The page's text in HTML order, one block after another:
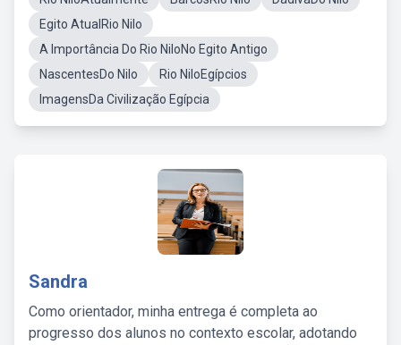
Egito AtualRio Nilo
A Importância Do Rio NiloNo Egito Antigo
NascentesDo Nilo
Rio NiloEgípcios
ImagensDa Civilização Egípcia
Sandra
Como orientador, minha entrega é completa ao
progresso dos alunos no contexto escolar, adotando